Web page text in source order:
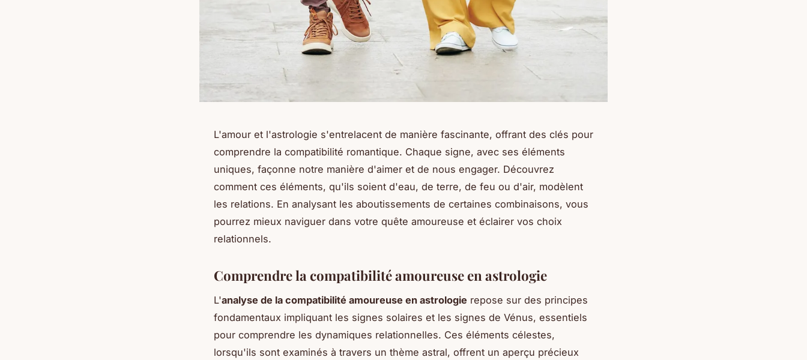
L'amour et l'astrologie s'entrelacent de manière fascinante, offrant des clés pour
comprendre la compatibilité romantique. Chaque signe, avec ses éléments
uniques, façonne notre manière d'aimer et de nous engager. Découvrez
comment ces éléments, qu'ils soient d'eau, de terre, de feu ou d'air, modèlent
les relations. En analysant les aboutissements de certaines combinaisons, vous
pourrez mieux naviguer dans votre quête amoureuse et éclairer vos choix
relationnels.
Comprendre la compatibilité amoureuse en astrologie
L'analyse de la compatibilité amoureuse en astrologie repose sur des principes
fondamentaux impliquant les signes solaires et les signes de Vénus, essentiels
pour comprendre les dynamiques relationnelles. Ces éléments célestes,
lorsqu'ils sont examinés à travers un thème astral, offrent un aperçu précieux